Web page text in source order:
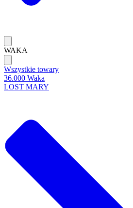
WAKA
Wszystkie towary
36.000 Waka
LOST MARY